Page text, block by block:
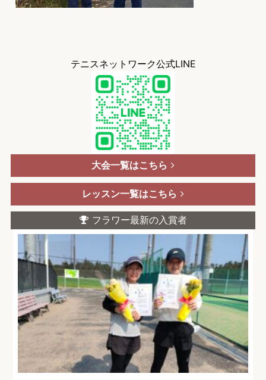
テニスネットワーク公式LINE
大会一覧はこちら
レッスン一覧はこちら
フラワー最新の入賞者